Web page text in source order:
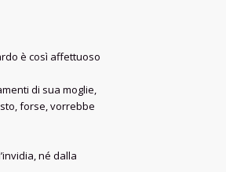
è così affettuoso
di sua moglie,
forse, vorrebbe
né dalla